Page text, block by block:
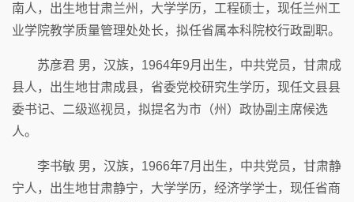
南人，出生地甘肃兰州，大学学历，工程硕士，现任兰州工
业学院教学质量管理处处长，拟任省属本科院校行政副职。
苏彦君 男，汉族，1964年9月出生，中共党员，甘肃成
县人，出生地甘肃成县，省委党校研究生学历，现任文县县
委书记、二级巡视员，拟提名为市（州）政协副主席候选
人。
李书敏 男，汉族，1966年7月出生，中共党员，甘肃静
宁人，出生地甘肃静宁，大学学历，经济学学士，现任省商